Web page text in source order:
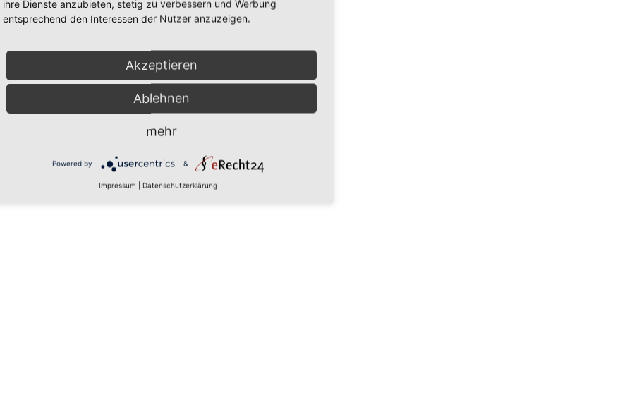
ca. 3,0cm
ihre Dienste anzubieten, stetig zu verbessern und Werbung
entsprechend den Interessen der Nutzer anzuzeigen.
Akzeptieren
Ablehnen
mehr
Powered by &
Impressum Datenschutzerklärung